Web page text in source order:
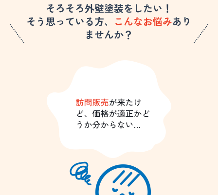
そろそろ外壁塗装をしたい！
そう思っている方、 こんなお悩みあり
ませんか？